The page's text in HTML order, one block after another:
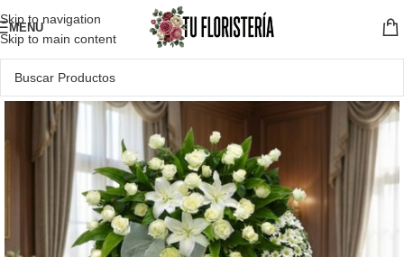
Skip to navigation
Skip to main content
MENU